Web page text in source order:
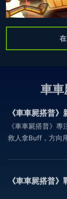
車車
《車車屍搭普
《車車屍搭普》
救人拿Buff，方向
《車車屍搭普